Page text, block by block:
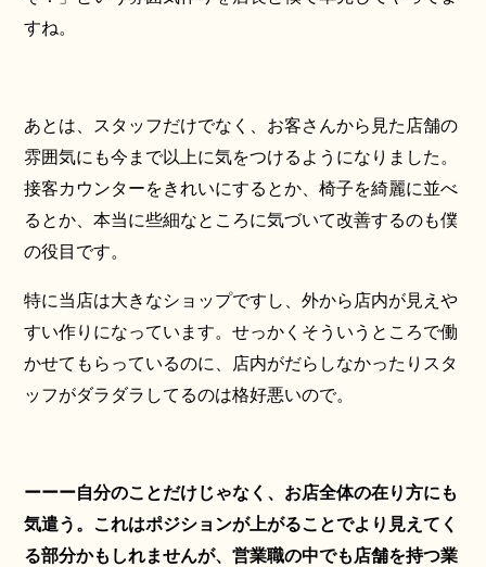
すね。
あとは、スタッフだけでなく、お客さんから見た店舗の
雰囲気にも今まで以上に気をつけるようになりました。
接客カウンターをきれいにするとか、椅子を綺麗に並べ
るとか、本当に些細なところに気づいて改善するのも僕
の役目です。
特に当店は大きなショップですし、外から店内が見えや
すい作りになっています。せっかくそういうところで働
かせてもらっているのに、店内がだらしなかったりスタ
ッフがダラダラしてるのは格好悪いので。
ーーー自分のことだけじゃなく、お店全体の在り方にも
気遣う。これはポジションが上がることでより見えてく
る部分かもしれませんが、営業職の中でも店舗を持つ業